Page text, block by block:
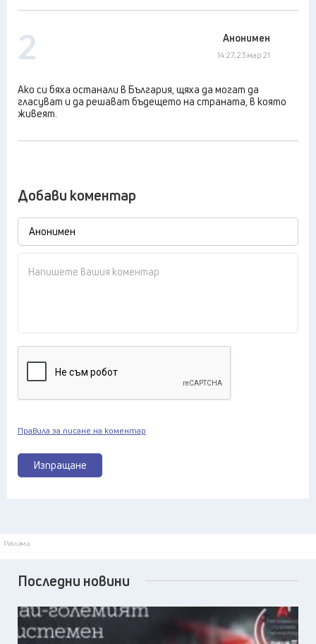
2 Анонимен
14:27, 23 мар 21
Ако си бяха останали в България, щяха да могат да
гласуват и да решават бъдещето на страната, в която
живеят.
Добави коментар
Изпращане
Правила за писане на коментар
Реклама
Последни новини